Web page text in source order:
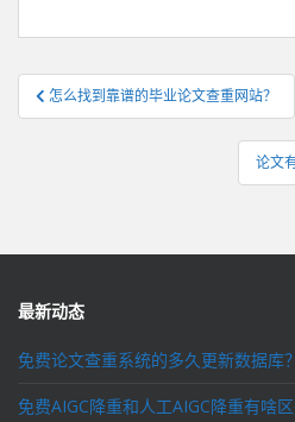
文
章
怎么找到靠谱的毕业论文查重网站？
论文
最新动态
免费论文查重系统的多久更新数据库？
免费AIGC降重和人工AIGC降重有啥区